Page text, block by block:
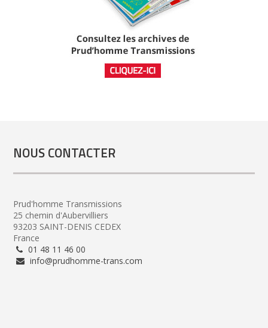
NOUS CONTACTER
Prud'homme Transmissions
25 chemin d'Aubervilliers
93203 SAINT-DENIS CEDEX
France
01 48 11 46 00
info@prudhomme-trans.com